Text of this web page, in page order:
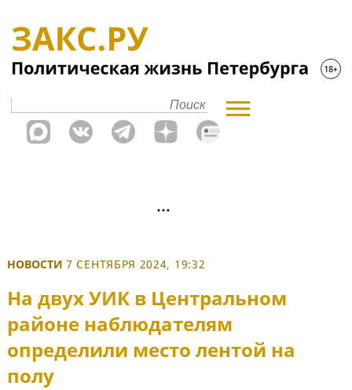
НОВОСТИ 7 СЕНТЯБРЯ 2024, 19:32
На двух УИК в Центральном
районе наблюдателям
определили место лентой на
полу